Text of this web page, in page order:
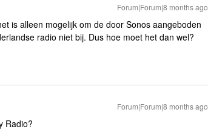
Forum|Forum|8 months ago
is alleen mogelijk om de door Sonos aangeboden
radio niet bij. Dus hoe moet het dan wel?
Forum|Forum|8 months ago
Radio?